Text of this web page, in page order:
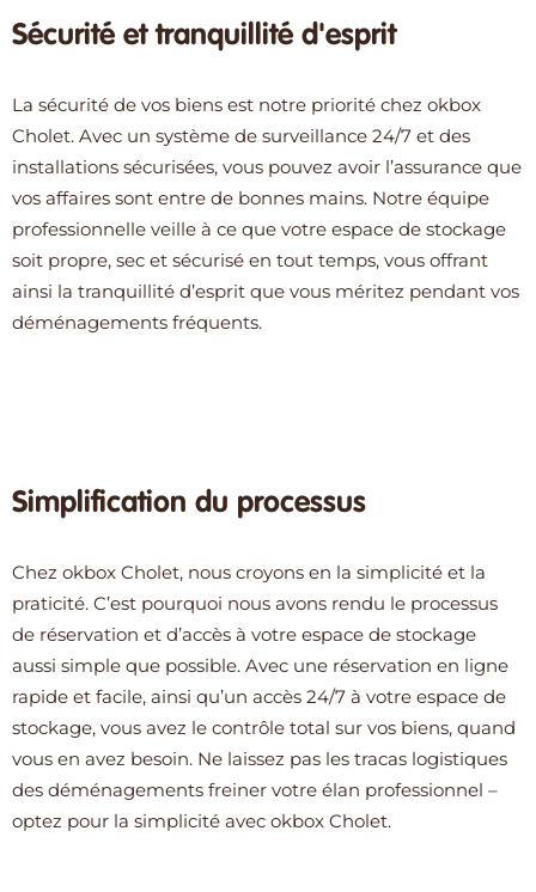
Sécurité et tranquillité d'esprit
La sécurité de vos biens est notre priorité chez okbox
Cholet. Avec un système de surveillance 24/7 et des
installations sécurisées, vous pouvez avoir l’assurance que
vos affaires sont entre de bonnes mains. Notre équipe
professionnelle veille à ce que votre espace de stockage
soit propre, sec et sécurisé en tout temps, vous offrant
ainsi la tranquillité d’esprit que vous méritez pendant vos
déménagements fréquents.
Simplification du processus
Chez okbox Cholet, nous croyons en la simplicité et la
praticité. C’est pourquoi nous avons rendu le processus
de réservation et d’accès à votre espace de stockage
aussi simple que possible. Avec une réservation en ligne
rapide et facile, ainsi qu’un accès 24/7 à votre espace de
stockage, vous avez le contrôle total sur vos biens, quand
vous en avez besoin. Ne laissez pas les tracas logistiques
des déménagements freiner votre élan professionnel –
optez pour la simplicité avec okbox Cholet.